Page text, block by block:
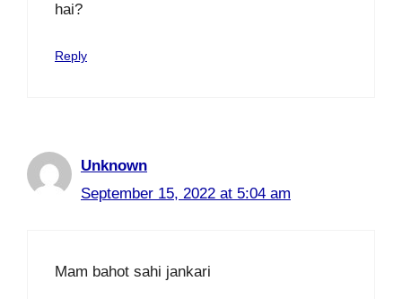
hai?
Reply
Unknown
September 15, 2022 at 5:04 am
Mam bahot sahi jankari